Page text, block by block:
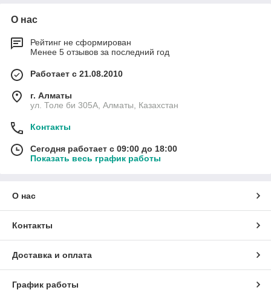
О нас
Рейтинг не сформирован
Менее 5 отзывов за последний год
Работает с 21.08.2010
г. Алматы
ул. Толе би 305А, Алматы, Казахстан
Контакты
Сегодня работает с 09:00 до 18:00
Показать весь график работы
О нас
Контакты
Доставка и оплата
График работы